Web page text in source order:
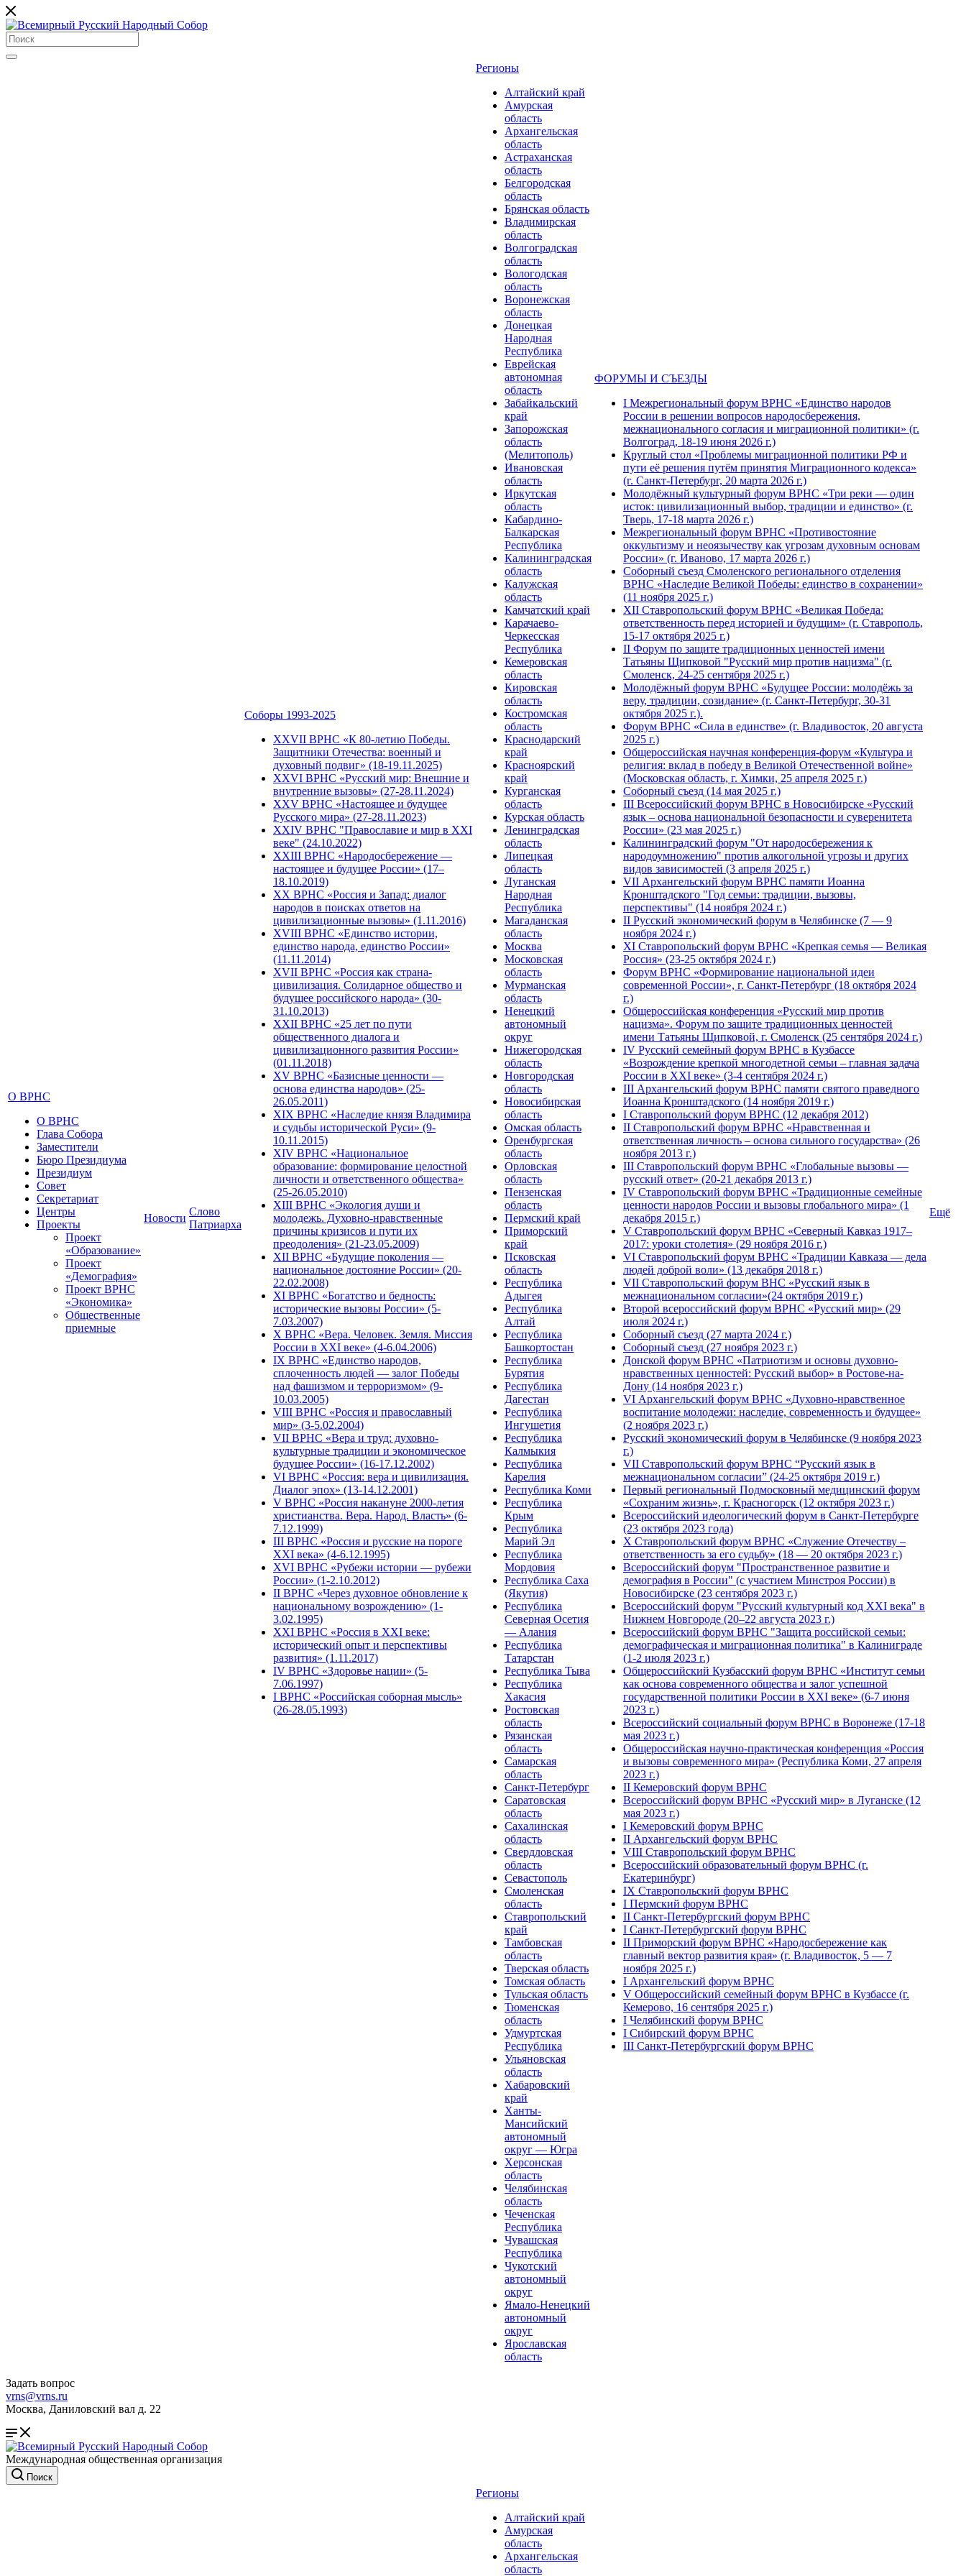
О ВРНС
О ВРНС
Глава Собора
Заместители
Бюро Президиума
Президиум
Совет
Секретариат
Центры
Проекты
Проект
«Образование»
Проект
«Демография»
Проект ВРНС
«Экономика»
Общественные
приемные
Новости
Слово
Патриарха
Соборы 1993-2025
ХХVII ВРНС «К 80-летию Победы.
Защитники Отечества: военный и
духовный подвиг» (18-19.11.2025)
XXVI ВРНС «Русский мир: Внешние и
внутренние вызовы» (27-28.11.2024)
XXV ВРНС «Настоящее и будущее
Русского мира» (27-28.11.2023)
XXIV ВРНС "Православие и мир в XXI
веке" (24.10.2022)
XXIII ВРНС «Народосбережение —
настоящее и будущее России» (17–
18.10.2019)
XX ВРНС «Россия и Запад: диалог
народов в поисках ответов на
цивилизационные вызовы» (1.11.2016)
XVIII ВРНС «Единство истории,
единство народа, единство России»
(11.11.2014)
XVII ВРНС «Россия как страна-
цивилизация. Солидарное общество и
будущее российского народа» (30-
31.10.2013)
XXII ВРНС «25 лет по пути
общественного диалога и
цивилизационного развития России»
(01.11.2018)
XV ВРНС «Базисные ценности —
основа единства народов» (25-
26.05.2011)
XIX ВРНС «Наследие князя Владимира
и судьбы исторической Руси» (9-
10.11.2015)
XIV ВРНС «Национальное
образование: формирование целостной
личности и ответственного общества»
(25-26.05.2010)
XIII ВРНС «Экология души и
молодежь. Духовно-нравственные
причины кризисов и пути их
преодоления» (21-23.05.2009)
XII ВРНС «Будущие поколения —
национальное достояние России» (20-
22.02.2008)
XI ВРНС «Богатство и бедность:
исторические вызовы России» (5-
7.03.2007)
X ВРНС «Вера. Человек. Земля. Миссия
России в XXI веке» (4-6.04.2006)
IX ВРНС «Единство народов,
сплоченность людей — залог Победы
над фашизмом и терроризмом» (9-
10.03.2005)
VIII ВРНС «Россия и православный
мир» (3-5.02.2004)
VII ВРНС «Вера и труд: духовно-
культурные традиции и экономическое
будущее России» (16-17.12.2002)
VI ВРНС «Россия: вера и цивилизация.
Диалог эпох» (13-14.12.2001)
V ВРНС «Россия накануне 2000-летия
христианства. Вера. Народ. Власть» (6-
7.12.1999)
III ВРНС «Россия и русские на пороге
XXI века» (4-6.12.1995)
XVI ВРНС «Рубежи истории — рубежи
России» (1-2.10.2012)
II ВРНС «Через духовное обновление к
национальному возрождению» (1-
3.02.1995)
XХI ВРНС «Россия в XXI веке:
исторический опыт и перспективы
развития» (1.11.2017)
IV ВРНС «Здоровье нации» (5-
7.06.1997)
I ВРНС «Российская соборная мысль»
(26-28.05.1993)
Регионы
Алтайский край
Амурская
область
Архангельская
область
Астраханская
область
Белгородская
область
Брянская область
Владимирская
область
Волгоградская
область
Вологодская
область
Воронежская
область
Донецкая
Народная
Республика
Еврейская
автономная
область
Забайкальский
край
Запорожская
область
(Мелитополь)
Ивановская
область
Иркутская
область
Кабардино-
Балкарская
Республика
Калининградская
область
Калужская
область
Камчатский край
Карачаево-
Черкесская
Республика
Кемеровская
область
Кировская
область
Костромская
область
Краснодарский
край
Красноярский
край
Курганская
область
Курская область
Ленинградская
область
Липецкая
область
Луганская
Народная
Республика
Магаданская
область
Москва
Московская
область
Мурманская
область
Ненецкий
автономный
округ
Нижегородская
область
Новгородская
область
Новосибирская
область
Омская область
Оренбургская
область
Орловская
область
Пензенская
область
Пермский край
Приморский
край
Псковская
область
Республика
Адыгея
Республика
Алтай
Республика
Башкортостан
Республика
Бурятия
Республика
Дагестан
Республика
Ингушетия
Республика
Калмыкия
Республика
Карелия
Республика Коми
Республика
Крым
Республика
Марий Эл
Республика
Мордовия
Республика Саха
(Якутия)
Республика
Северная Осетия
— Алания
Республика
Татарстан
Республика Тыва
Республика
Хакасия
Ростовская
область
Рязанская
область
Самарская
область
Санкт-Петербург
Саратовская
область
Сахалинская
область
Свердловская
область
Севастополь
Смоленская
область
Ставропольский
край
Тамбовская
область
Тверская область
Томская область
Тульская область
Тюменская
область
Удмуртская
Республика
Ульяновская
область
Хабаровский
край
Ханты-
Мансийский
автономный
округ — Югра
Херсонская
область
Челябинская
область
Чеченская
Республика
Чувашская
Рeспублика
Чукотский
автономный
округ
Ямало-Ненецкий
автономный
округ
Ярославская
область
ФОРУМЫ И СЪЕЗДЫ
I Межрегиональный форум ВРНС «Единство народов
России в решении вопросов народосбережения,
межнационального согласия и миграционной политики» (г.
Волгоград, 18-19 июня 2026 г.)
Круглый стол «Проблемы миграционной политики РФ и
пути её решения путём принятия Миграционного кодекса»
(г. Санкт-Петербург, 20 марта 2026 г.)
Молодёжный культурный форум ВРНС «Три реки — один
исток: цивилизационный выбор, традиции и единство» (г.
Тверь, 17-18 марта 2026 г.)
Межрегиональный форум ВРНС «Противостояние
оккультизму и неоязычеству как угрозам духовным основам
России» (г. Иваново, 17 марта 2026 г.)
Соборный съезд Смоленского регионального отделения
ВРНС «Наследие Великой Победы: единство в сохранении»
(11 ноября 2025 г.)
XII Ставропольский форум ВРНС «Великая Победа:
ответственность перед историей и будущим» (г. Ставрополь,
15-17 октября 2025 г.)
II Форум по защите традиционных ценностей имени
Татьяны Щипковой "Русский мир против нацизма" (г.
Смоленск, 24-25 сентября 2025 г.)
Молодёжный форум ВРНС «Будущее России: молодёжь за
веру, традиции, созидание» (г. Санкт-Петербург, 30-31
октября 2025 г.).
Форум ВРНС «Сила в единстве» (г. Владивосток, 20 августа
2025 г.)
Общероссийская научная конференция-форум «Культура и
религия: вклад в победу в Великой Отечественной войне»
(Московская область, г. Химки, 25 апреля 2025 г.)
Соборный съезд (14 мая 2025 г.)
III Всероссийский форум ВРНС в Новосибирске «Русский
язык – основа национальной безопасности и суверенитета
России» (23 мая 2025 г.)
Калининградский форум "От народосбережения к
народоумножению" против алкогольной угрозы и других
видов зависимостей (3 апреля 2025 г.)
VII Архангельский форум ВРНС памяти Иоанна
Кронштадского "Год семьи: традиции, вызовы,
перспективы" (14 ноября 2024 г.)
II Русский экономический форум в Челябинске (7 — 9
ноября 2024 г.)
ХI Ставропольский форум ВРНС «Крепкая семья — Великая
Россия» (23-25 октября 2024 г.)
Форум ВРНС «Формирование национальной идеи
современной России», г. Санкт-Петербург (18 октября 2024
г.)
Общероссийская конференция «Русский мир против
нацизма». Форум по защите традиционных ценностей
имени Татьяны Щипковой, г. Смоленск (25 сентября 2024 г.)
IV Русский семейный форум ВРНС в Кузбассе
«Возрождение крепкой многодетной семьи – главная задача
России в XXI веке» (3-4 сентября 2024 г.)
III Архангельский форум ВРНС памяти святого праведного
Иоанна Кронштадского (14 ноября 2019 г.)
I Ставропольский форум ВРНС (12 декабря 2012)
II Ставропольский форум ВРНС «Нравственная и
ответственная личность – основа сильного государства» (26
ноября 2013 г.)
III Ставропольский форум ВРНС «Глобальные вызовы —
русский ответ» (20-21 декабря 2013 г.)
IV Ставропольский форум ВРНС «Традиционные семейные
ценности народов России и вызовы глобального мира» (1
декабря 2015 г.)
V Ставропольский форум ВРНС «Северный Кавказ 1917–
2017: уроки столетия» (29 ноября 2016 г.)
VI Ставропольский форум ВРНС «Традиции Кавказа — дела
людей доброй воли» (13 декабря 2018 г.)
VII Ставропольский форум ВHС «Русский язык в
межнациональном согласии»(24 октября 2019 г.)
Второй всероссийский форум ВРНС «Русский мир» (29
июля 2024 г.)
Соборный съезд (27 марта 2024 г.)
Соборный съезд (27 ноября 2023 г.)
Донской форум ВРНС «Патриотизм и основы духовно-
нравственных ценностей: Русский выбор» в Ростове-на-
Дону (14 ноября 2023 г.)
VI Архангельский форум ВРНС «Духовно-нравственное
воспитание молодежи: наследие, современность и будущее»
(2 ноября 2023 г.)
Русский экономический форум в Челябинске (9 ноября 2023
г.)
VII Ставропольский форум ВРНС “Русский язык в
межнациональном согласии” (24-25 октября 2019 г.)
Первый региональный Подмосковный медицинский форум
«Сохраним жизнь», г. Красногорск (12 октября 2023 г.)
Всероссийский идеологический форум в Санкт-Петербурге
(23 октября 2023 года)
X Ставропольский форум ВРНС «Служение Отечеству –
ответственность за его судьбу» (18 — 20 октября 2023 г.)
Всероссийский форум "Пространственное развитие и
демография в России" (с участием Минстроя России) в
Новосибирске (23 сентября 2023 г.)
Всероссийский форум "Русский культурный код XXI века" в
Нижнем Новгороде (20–22 августа 2023 г.)
Всероссийский форум ВРНС "Защита российской семьи:
демографическая и миграционная политика" в Калиниграде
(1-2 июля 2023 г.)
Общероссийский Кузбасский форум ВРНС «Институт семьи
как основа современного общества и залог успешной
государственной политики России в ХХI веке» (6-7 июня
2023 г.)
Всероссийский социальный форум ВРНС в Воронеже (17-18
мая 2023 г.)
Общероссийская научно-практическая конференция «Россия
и вызовы современного мира» (Республика Коми, 27 апреля
2023 г.)
II Кемеровский форум ВРНС
Всероссийский форум ВРНС «Русский мир» в Луганске (12
мая 2023 г.)
I Кемеровский форум ВРНС
II Архангельский форум ВРНС
VIII Ставропольский форум ВРНС
Всероссийский образовательный форум ВРНС (г.
Екатеринбург)
IX Ставропольский форум ВРНС
I Пермский форум ВРНС
II Санкт-Петербургский форум ВРНС
I Санкт-Петербургский форум ВРНС
II Приморский форум ВРНС «Народосбережение как
главный вектор развития края» (г. Владивосток, 5 — 7
ноября 2025 г.)
I Архангельский форум ВРНС
V Общероссийский семейный форум ВРНС в Кузбассе (г.
Кемерово, 16 сентября 2025 г.)
I Челябинский форум ВРНС
I Сибирский форум ВРНС
III Санкт-Петербургский форум ВРНС
Ещё
Задать вопрос
vrns@vrns.ru
Москва, Даниловский вал д. 22
Международная общественная организация
Поиск
Регионы
Алтайский край
Амурская
область
Архангельская
область